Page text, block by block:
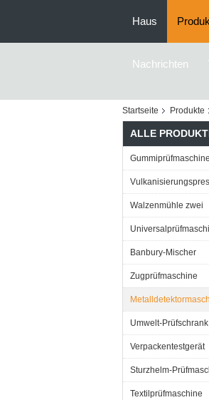
Haus
Nachrichten
Startseite Produkte
ALLE
Gummiprüfmaschine
Walzenmühle zwei
Banbury-Mischer
Zugprüfmaschine
Umwelt-Prüfschrank
Verpackentestgerät
Sturzhelm-
Textilprüfmaschine